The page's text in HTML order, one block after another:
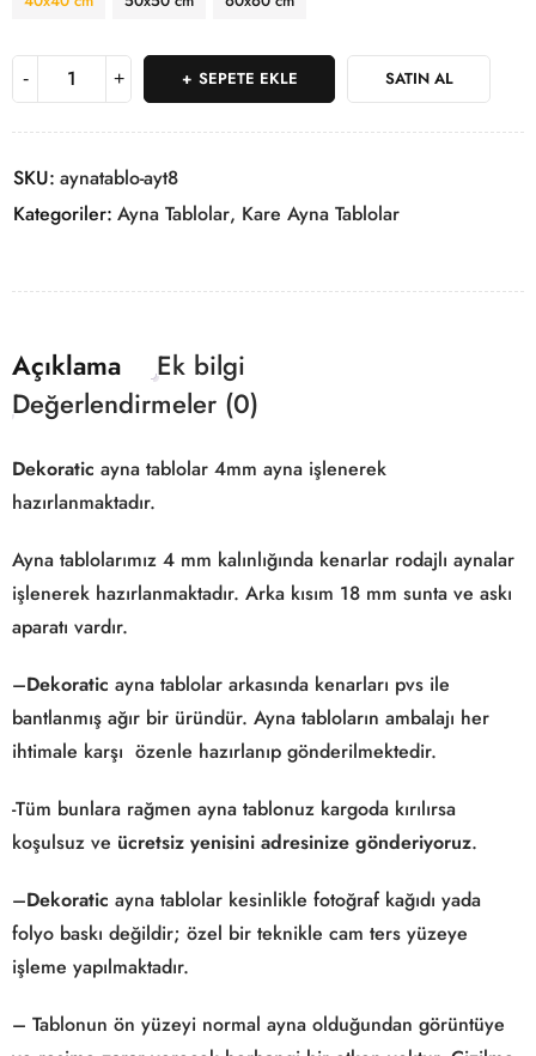
SEPETE EKLE SATIN AL
SKU: aynatablo-ayt8
Kategoriler: Ayna Tablolar, Kare Ayna Tablolar
Açıklama
Ek bilgi
Değerlendirmeler (0)
Dekoratic ayna tablolar 4mm ayna işlenerek
hazırlanmaktadır.
Ayna tablolarımız 4 mm kalınlığında kenarlar rodajlı aynalar
işlenerek hazırlanmaktadır. Arka kısım 18 mm sunta ve askı
aparatı vardır.
–Dekoratic ayna tablolar arkasında kenarları pvs ile
bantlanmış ağır bir üründür. Ayna tabloların ambalajı her
ihtimale karşı özenle hazırlanıp gönderilmektedir.
-Tüm bunlara rağmen ayna tablonuz kargoda kırılırsa
koşulsuz ve ücretsiz yenisini adresinize gönderiyoruz.
–Dekoratic ayna tablolar kesinlikle fotoğraf kağıdı yada
folyo baskı değildir; özel bir teknikle cam ters yüzeye
işleme yapılmaktadır.
– Tablonun ön yüzeyi normal ayna olduğundan görüntüye